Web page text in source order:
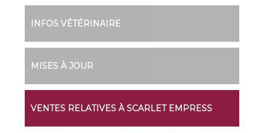
INFOS VÉTÉRINAIRE
MISES À JOUR
VENTES RELATIVES À SCARLET EMPRESS